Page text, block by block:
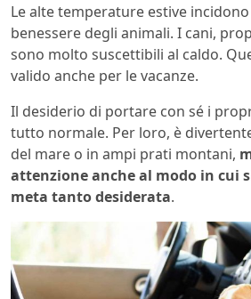
Le alte temperature estive
benessere degli animali. I cani,
sono molto suscettibili al caldo.
valido anche per le vacanze.
Il desiderio di portare con sé i
tutto normale. Per loro, è
del mare o in ampi prati montani,
attenzione anche al modo in cui
meta tanto desiderata.